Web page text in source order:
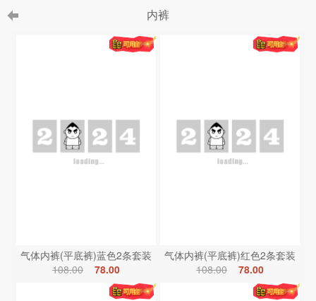
内裤
气体内裤(平底裤)蓝色2条套装
108.00
78.00
气体内裤(平底裤)红色2条套装
108.00
78.00